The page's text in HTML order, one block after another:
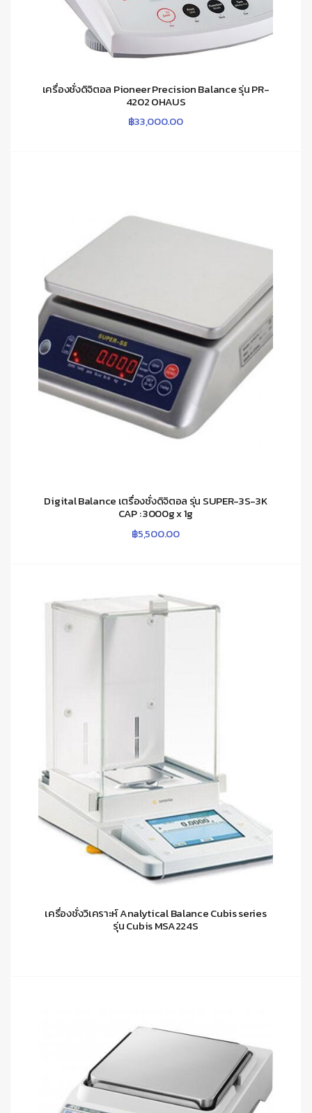
เครื่องชั่งดิจิตอล Pioneer Precision Balance รุ่น PR-
4202 OHAUS
฿33,000.00
Digital Balance เตรื่องชั่งดิจิตอล รุ่น SUPER-3S-3K
CAP : 3000g x 1g
฿5,500.00
เครื่องชั่งวิเคราะห์ Analytical Balance Cubis series
รุ่น Cubis MSA224S